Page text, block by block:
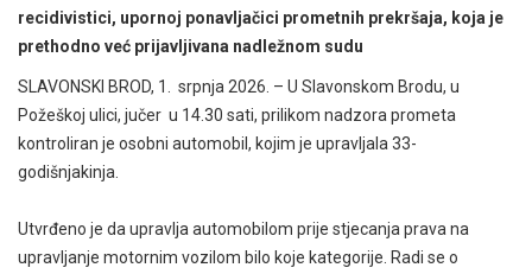
recidivistici, upornoj ponavljačici prometnih prekršaja, koja je
prethodno već prijavljivana nadležnom sudu
SLAVONSKI BROD, 1. srpnja 2026. – U Slavonskom Brodu, u
Požeškoj ulici, jučer u 14.30 sati, prilikom nadzora prometa
kontroliran je osobni automobil, kojim je upravljala 33-
godišnjakinja.
Utvrđeno je da upravlja automobilom prije stjecanja prava na
upravljanje motornim vozilom bilo koje kategorije. Radi se o